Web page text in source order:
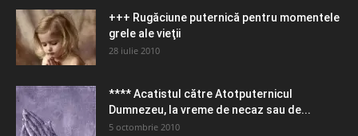
+++ Rugăciune puternică pentru momentele
grele ale vieţii
28 iulie 2010
**** Acatistul către Atotputernicul
Dumnezeu, la vreme de necaz sau de...
5 octombrie 2010